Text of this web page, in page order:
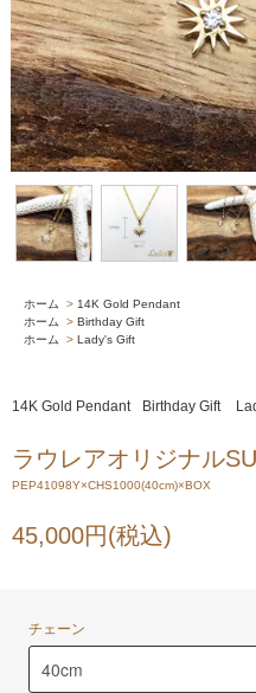
ホーム > 14K Gold Pendant
ホーム
> Birthday Gift
ホーム
> Lady's Gift
14K Gold Pendant Birthday Gift
ラウレアオリジナル
PEP41098Y×CHS1000(40cm)×BOX
45,000円(税込)
チェーン